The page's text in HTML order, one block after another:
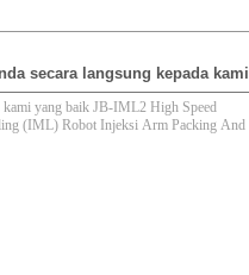
secara langsung kepada kami